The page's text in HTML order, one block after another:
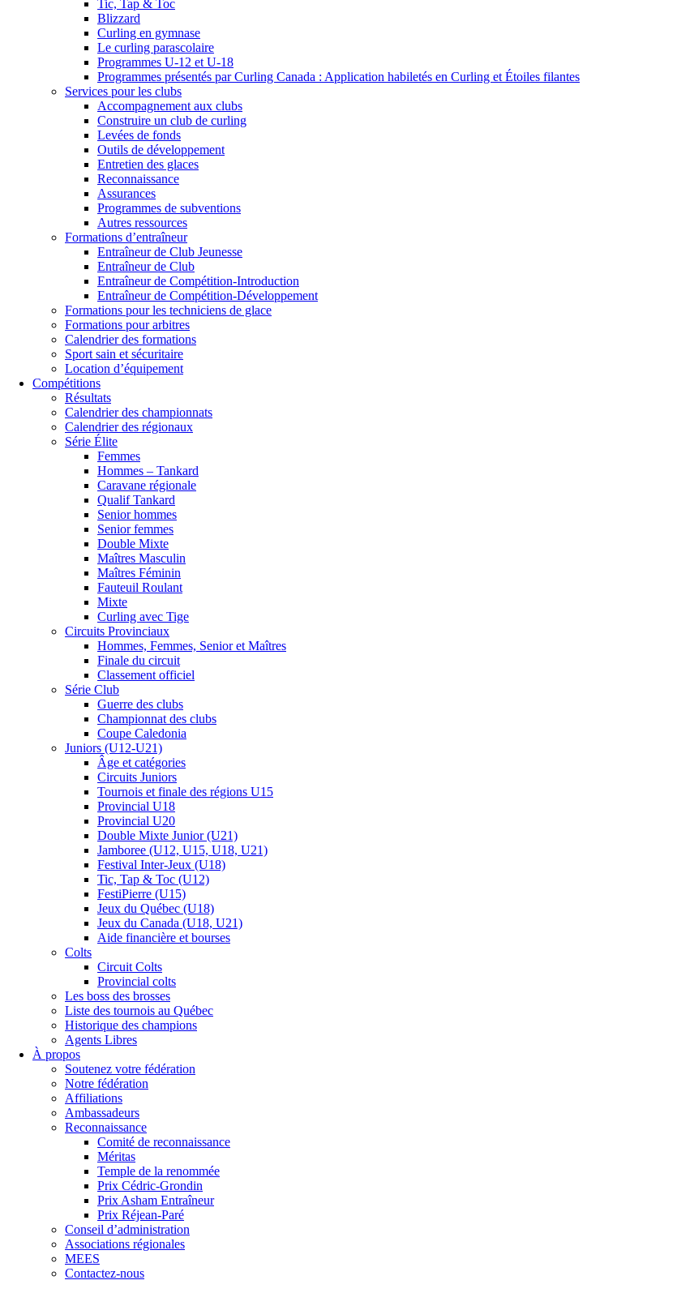
Tic, Tap & Toc
Blizzard
Curling en gymnase
Le curling parascolaire
Programmes U-12 et U-18
Programmes présentés par Curling Canada : Application habiletés en Curling et Étoiles filantes
Services pour les clubs
Accompagnement aux clubs
Construire un club de curling
Levées de fonds
Outils de développement
Entretien des glaces
Reconnaissance
Assurances
Programmes de subventions
Autres ressources
Formations d’entraîneur
Entraîneur de Club Jeunesse
Entraîneur de Club
Entraîneur de Compétition-Introduction
Entraîneur de Compétition-Développement
Formations pour les techniciens de glace
Formations pour arbitres
Calendrier des formations
Sport sain et sécuritaire
Location d’équipement
Compétitions
Résultats
Calendrier des championnats
Calendrier des régionaux
Série Élite
Femmes
Hommes – Tankard
Caravane régionale
Qualif Tankard
Senior hommes
Senior femmes
Double Mixte
Maîtres Masculin
Maîtres Féminin
Fauteuil Roulant
Mixte
Curling avec Tige
Circuits Provinciaux
Hommes, Femmes, Senior et Maîtres
Finale du circuit
Classement officiel
Série Club
Guerre des clubs
Championnat des clubs
Coupe Caledonia
Juniors (U12-U21)
Âge et catégories
Circuits Juniors
Tournois et finale des régions U15
Provincial U18
Provincial U20
Double Mixte Junior (U21)
Jamboree (U12, U15, U18, U21)
Festival Inter-Jeux (U18)
Tic, Tap & Toc (U12)
FestiPierre (U15)
Jeux du Québec (U18)
Jeux du Canada (U18, U21)
Aide financière et bourses
Colts
Circuit Colts
Provincial colts
Les boss des brosses
Liste des tournois au Québec
Historique des champions
Agents Libres
À propos
Soutenez votre fédération
Notre fédération
Affiliations
Ambassadeurs
Reconnaissance
Comité de reconnaissance
Méritas
Temple de la renommée
Prix Cédric-Grondin
Prix Asham Entraîneur
Prix Réjean-Paré
Conseil d’administration
Associations régionales
MEES
Contactez-nous